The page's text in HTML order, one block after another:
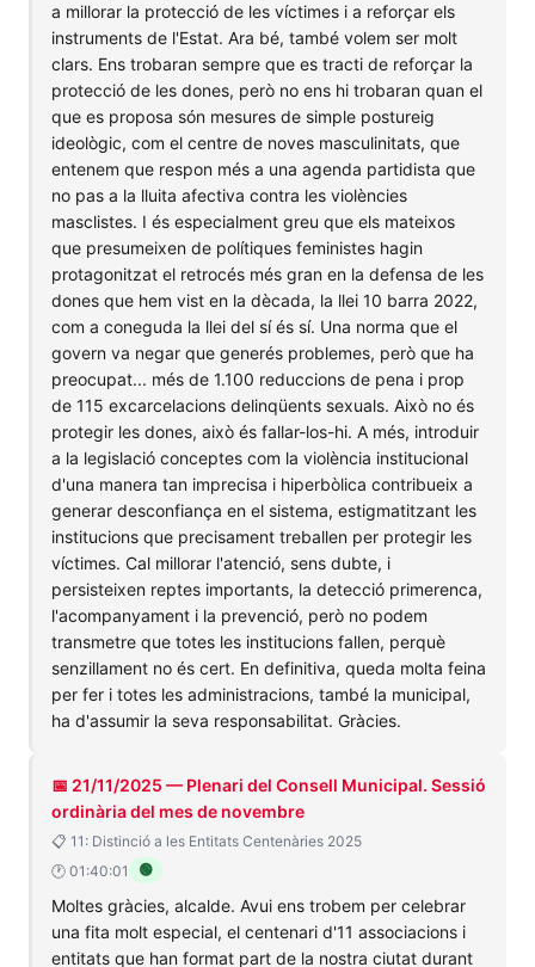
a millorar la protecció de les víctimes i a reforçar els
instruments de l'Estat. Ara bé, també volem ser molt
clars. Ens trobaran sempre que es tracti de reforçar la
protecció de les dones, però no ens hi trobaran quan el
que es proposa són mesures de simple postureig
ideològic, com el centre de noves masculinitats, que
entenem que respon més a una agenda partidista que
no pas a la lluita afectiva contra les violències
masclistes. I és especialment greu que els mateixos
que presumeixen de polítiques feministes hagin
protagonitzat el retrocés més gran en la defensa de les
dones que hem vist en la dècada, la llei 10 barra 2022,
com a coneguda la llei del sí és sí. Una norma que el
govern va negar que generés problemes, però que ha
preocupat... més de 1.100 reduccions de pena i prop
de 115 excarcelacions delinqüents sexuals. Això no és
protegir les dones, això és fallar-los-hi. A més, introduir
a la legislació conceptes com la violència institucional
d'una manera tan imprecisa i hiperbòlica contribueix a
generar desconfiança en el sistema, estigmatitzant les
institucions que precisament treballen per protegir les
víctimes. Cal millorar l'atenció, sens dubte, i
persisteixen reptes importants, la detecció primerenca,
l'acompanyament i la prevenció, però no podem
transmetre que totes les institucions fallen, perquè
senzillament no és cert. En definitiva, queda molta feina
per fer i totes les administracions, també la municipal,
ha d'assumir la seva responsabilitat. Gràcies.
📅 21/11/2025 — Plenari del Consell Municipal. Sessió
ordinària del mes de novembre
📋 11: Distinció a les Entitats Centenàries 2025
🕐 01:40:01
🟢
Moltes gràcies, alcalde. Avui ens trobem per celebrar
una fita molt especial, el centenari d'11 associacions i
entitats que han format part de la nostra ciutat durant